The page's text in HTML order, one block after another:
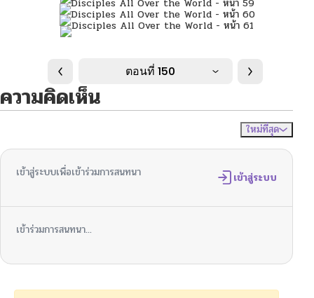
ตอนที่ 150
ความคิดเห็น
ใหม่ที่สุด
เข้าสู่ระบบเพื่อเข้าร่วมการสนทนา เข้าสู่ระบบ
เข้าร่วมการสนทนา...